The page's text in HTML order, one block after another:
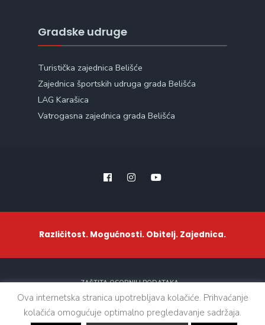
Gradske udruge
Turistička zajednica Belišće
Zajednica športskih udruga grada Belišća
LAG Karašica
Vatrogasna zajednica grada Belišća
Različitost. Mogućnosti. Obitelj. Zajednica.
ZAŠTITA OSOBNIH PODATAKA
Ova internetska stranica upotrebljava kolačiće. Prihvaćanje
kolačića omogućuje optimalno pregledavanje sadržaja.